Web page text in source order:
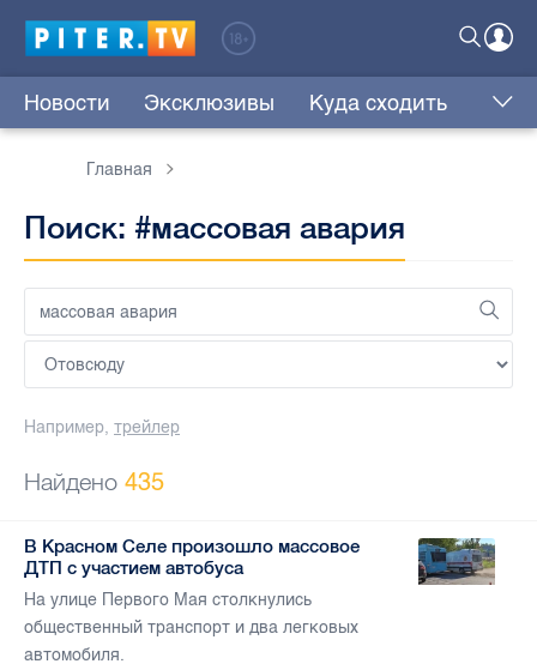
Новости Эксклюзивы Куда сходить
Главная
Поиск: #массовая авария
Например, трейлер
Найдено 435
В Красном Селе произошло массовое
ДТП с участием автобуса
На улице Первого Мая столкнулись
общественный транспорт и два легковых
автомобиля.